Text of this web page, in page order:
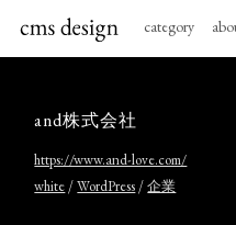
category
and株式会社
https://www.and-love.com/
white /WordPress /企業